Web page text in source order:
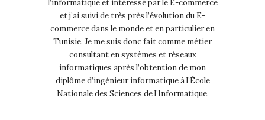
l’informatique et intéressé par le E-commerce
et j’ai suivi de très près l’évolution du E-
commerce dans le monde et en particulier en
Tunisie. Je me suis donc fait comme métier
consultant en systèmes et réseaux
informatiques après l’obtention de mon
diplôme d’ingénieur informatique à l’École
Nationale des Sciences de l’Informatique.